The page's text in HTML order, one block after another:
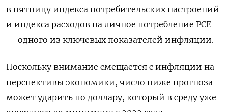
в пятницу индекса потребительских настроений
и индекса расходов на личное потребление PCE
— одного из ключевых показателей инфляции.
Поскольку внимание смещается с инфляции на
перспективы экономики, число ниже прогноза
может ударить по доллару, который в среду уже